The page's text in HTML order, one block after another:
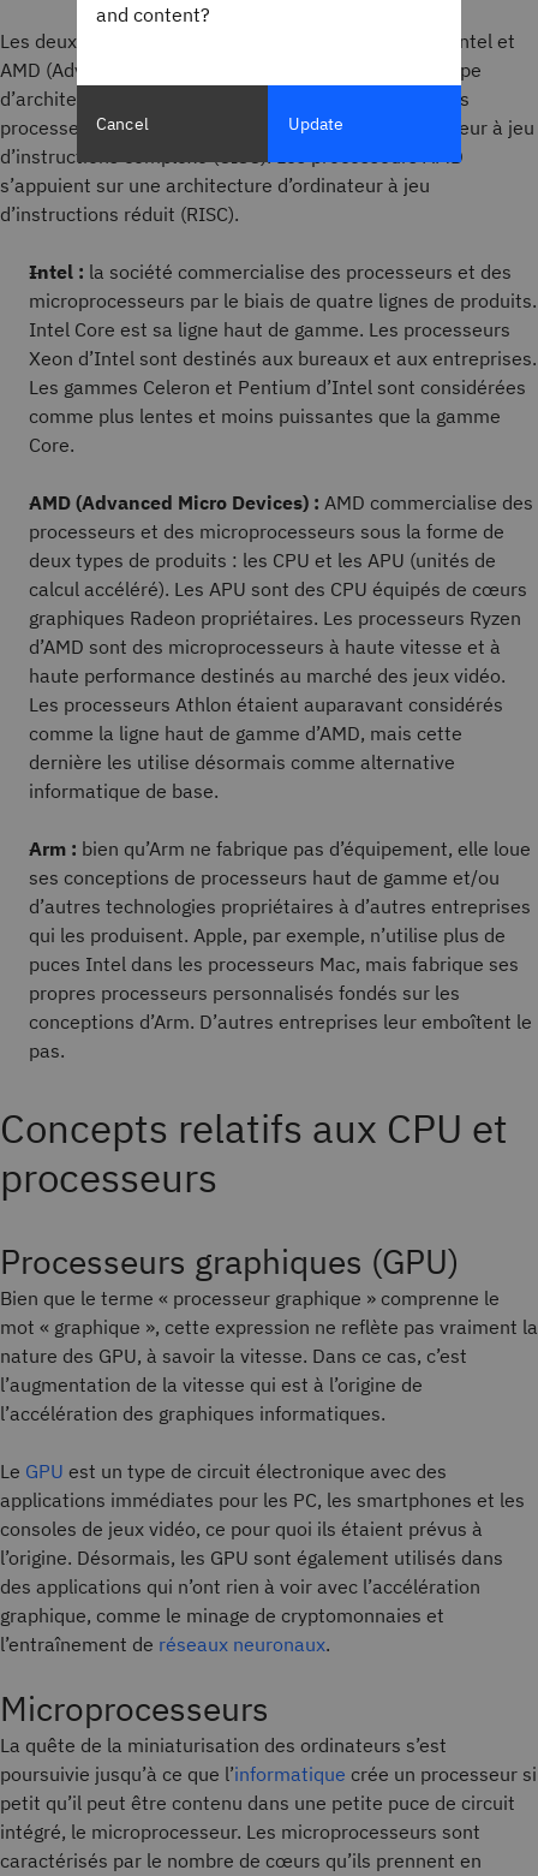
Les deux principales entreprises de ce marché sont Intel et
AMD (Advanced Micro Devices). Chacune utilise un type
d’architecture de jeu d’instructions (ISA) différent. Les
processeurs Intel utilisent une architecture d’ordinateur à jeu
d’instructions complexe (CISC). Les processeurs AMD
s’appuient sur une architecture d’ordinateur à jeu
d’instructions réduit (RISC).
Intel : la société commercialise des processeurs et des
microprocesseurs par le biais de quatre lignes de produits.
Intel Core est sa ligne haut de gamme. Les processeurs
Xeon d’Intel sont destinés aux bureaux et aux entreprises.
Les gammes Celeron et Pentium d’Intel sont considérées
comme plus lentes et moins puissantes que la gamme
Core.
AMD (Advanced Micro Devices) : AMD commercialise des
processeurs et des microprocesseurs sous la forme de
deux types de produits : les CPU et les APU (unités de
calcul accéléré). Les APU sont des CPU équipés de cœurs
graphiques Radeon propriétaires. Les processeurs Ryzen
d’AMD sont des microprocesseurs à haute vitesse et à
haute performance destinés au marché des jeux vidéo.
Les processeurs Athlon étaient auparavant considérés
comme la ligne haut de gamme d’AMD, mais cette
dernière les utilise désormais comme alternative
informatique de base.
Arm : bien qu’Arm ne fabrique pas d’équipement, elle loue
ses conceptions de processeurs haut de gamme et/ou
d’autres technologies propriétaires à d’autres entreprises
qui les produisent. Apple, par exemple, n’utilise plus de
puces Intel dans les processeurs Mac, mais fabrique ses
propres processeurs personnalisés fondés sur les
conceptions d’Arm. D’autres entreprises leur emboîtent le
pas.
Concepts relatifs aux CPU et
processeurs
Processeurs graphiques (GPU)
Bien que le terme « processeur graphique » comprenne le
mot « graphique », cette expression ne reflète pas vraiment la
nature des GPU, à savoir la vitesse. Dans ce cas, c’est
l’augmentation de la vitesse qui est à l’origine de
l’accélération des graphiques informatiques.
Le GPU est un type de circuit électronique avec des
applications immédiates pour les PC, les smartphones et les
consoles de jeux vidéo, ce pour quoi ils étaient prévus à
l’origine. Désormais, les GPU sont également utilisés dans
des applications qui n’ont rien à voir avec l’accélération
graphique, comme le minage de cryptomonnaies et
l’entraînement de réseaux neuronaux.
Microprocesseurs
La quête de la miniaturisation des ordinateurs s’est
poursuivie jusqu’à ce que l’informatique crée un processeur si
petit qu’il peut être contenu dans une petite puce de circuit
intégré, le microprocesseur. Les microprocesseurs sont
caractérisés par le nombre de cœurs qu’ils prennent en
and content?
Cancel Update